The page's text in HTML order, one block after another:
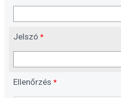
Jelszó *
Ellenőrzés *